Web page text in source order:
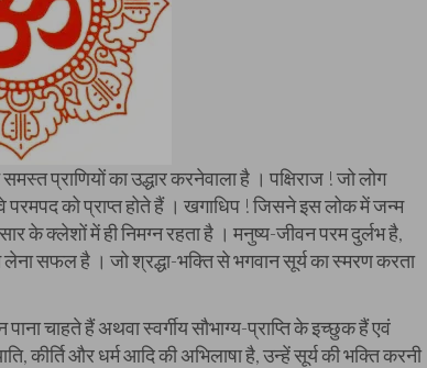
प्राणियों का उद्धार करनेवाला है । पक्षिराज ! जो लोग
को प्राप्त होते हैं । खगाधिप ! जिसने इस लोक में जन्म
के क्लेशों में ही निमग्न रहता है । मनुष्य-जीवन परम दुर्लभ है,
सफल है । जो श्रद्धा-भक्ति से भगवान सूर्य का स्मरण करता
चाहते हैं अथवा स्वर्गीय सौभाग्य-प्राप्ति के इच्छुक हैं एवं
कीर्ति और धर्म आदि की अभिलाषा है, उन्हें सूर्य की भक्ति करनी